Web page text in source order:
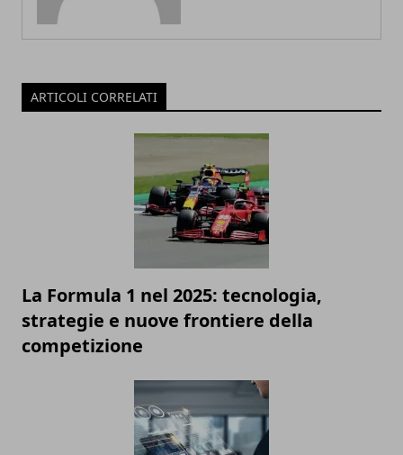
ARTICOLI CORRELATI
La Formula 1 nel 2025: tecnologia,
strategie e nuove frontiere della
competizione